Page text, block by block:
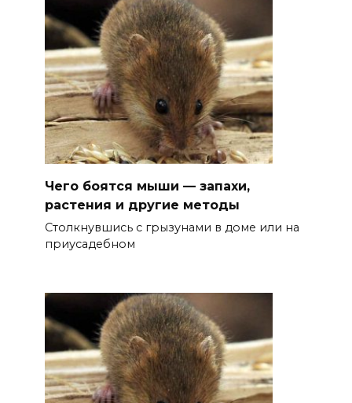
Чего боятся мыши — запахи,
растения и другие методы
Столкнувшись с грызунами в доме или на
приусадебном